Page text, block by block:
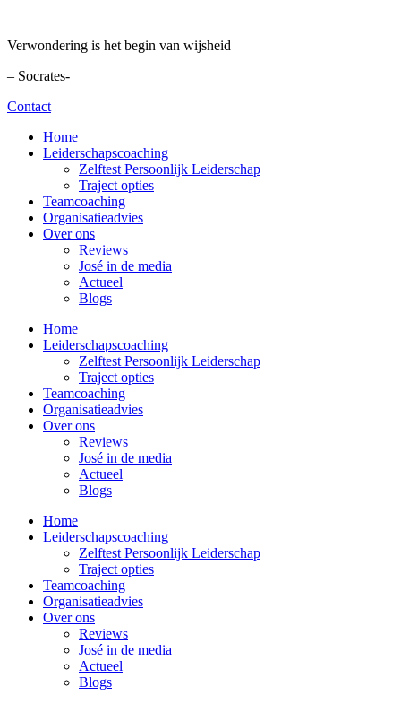
de
Verwondering is het begin van wijsheid
– Socrates-
Contact
Home
Leiderschapscoaching
Zelftest Persoonlijk Leiderschap
Traject opties
Teamcoaching
Organisatieadvies
Over ons
Reviews
José in de media
Actueel
Blogs
Home
Leiderschapscoaching
Zelftest Persoonlijk Leiderschap
Traject opties
Teamcoaching
Organisatieadvies
Over ons
Reviews
José in de media
Actueel
Blogs
Home
Leiderschapscoaching
Zelftest Persoonlijk Leiderschap
Traject opties
Teamcoaching
Organisatieadvies
Over ons
Reviews
José in de media
Actueel
Blogs